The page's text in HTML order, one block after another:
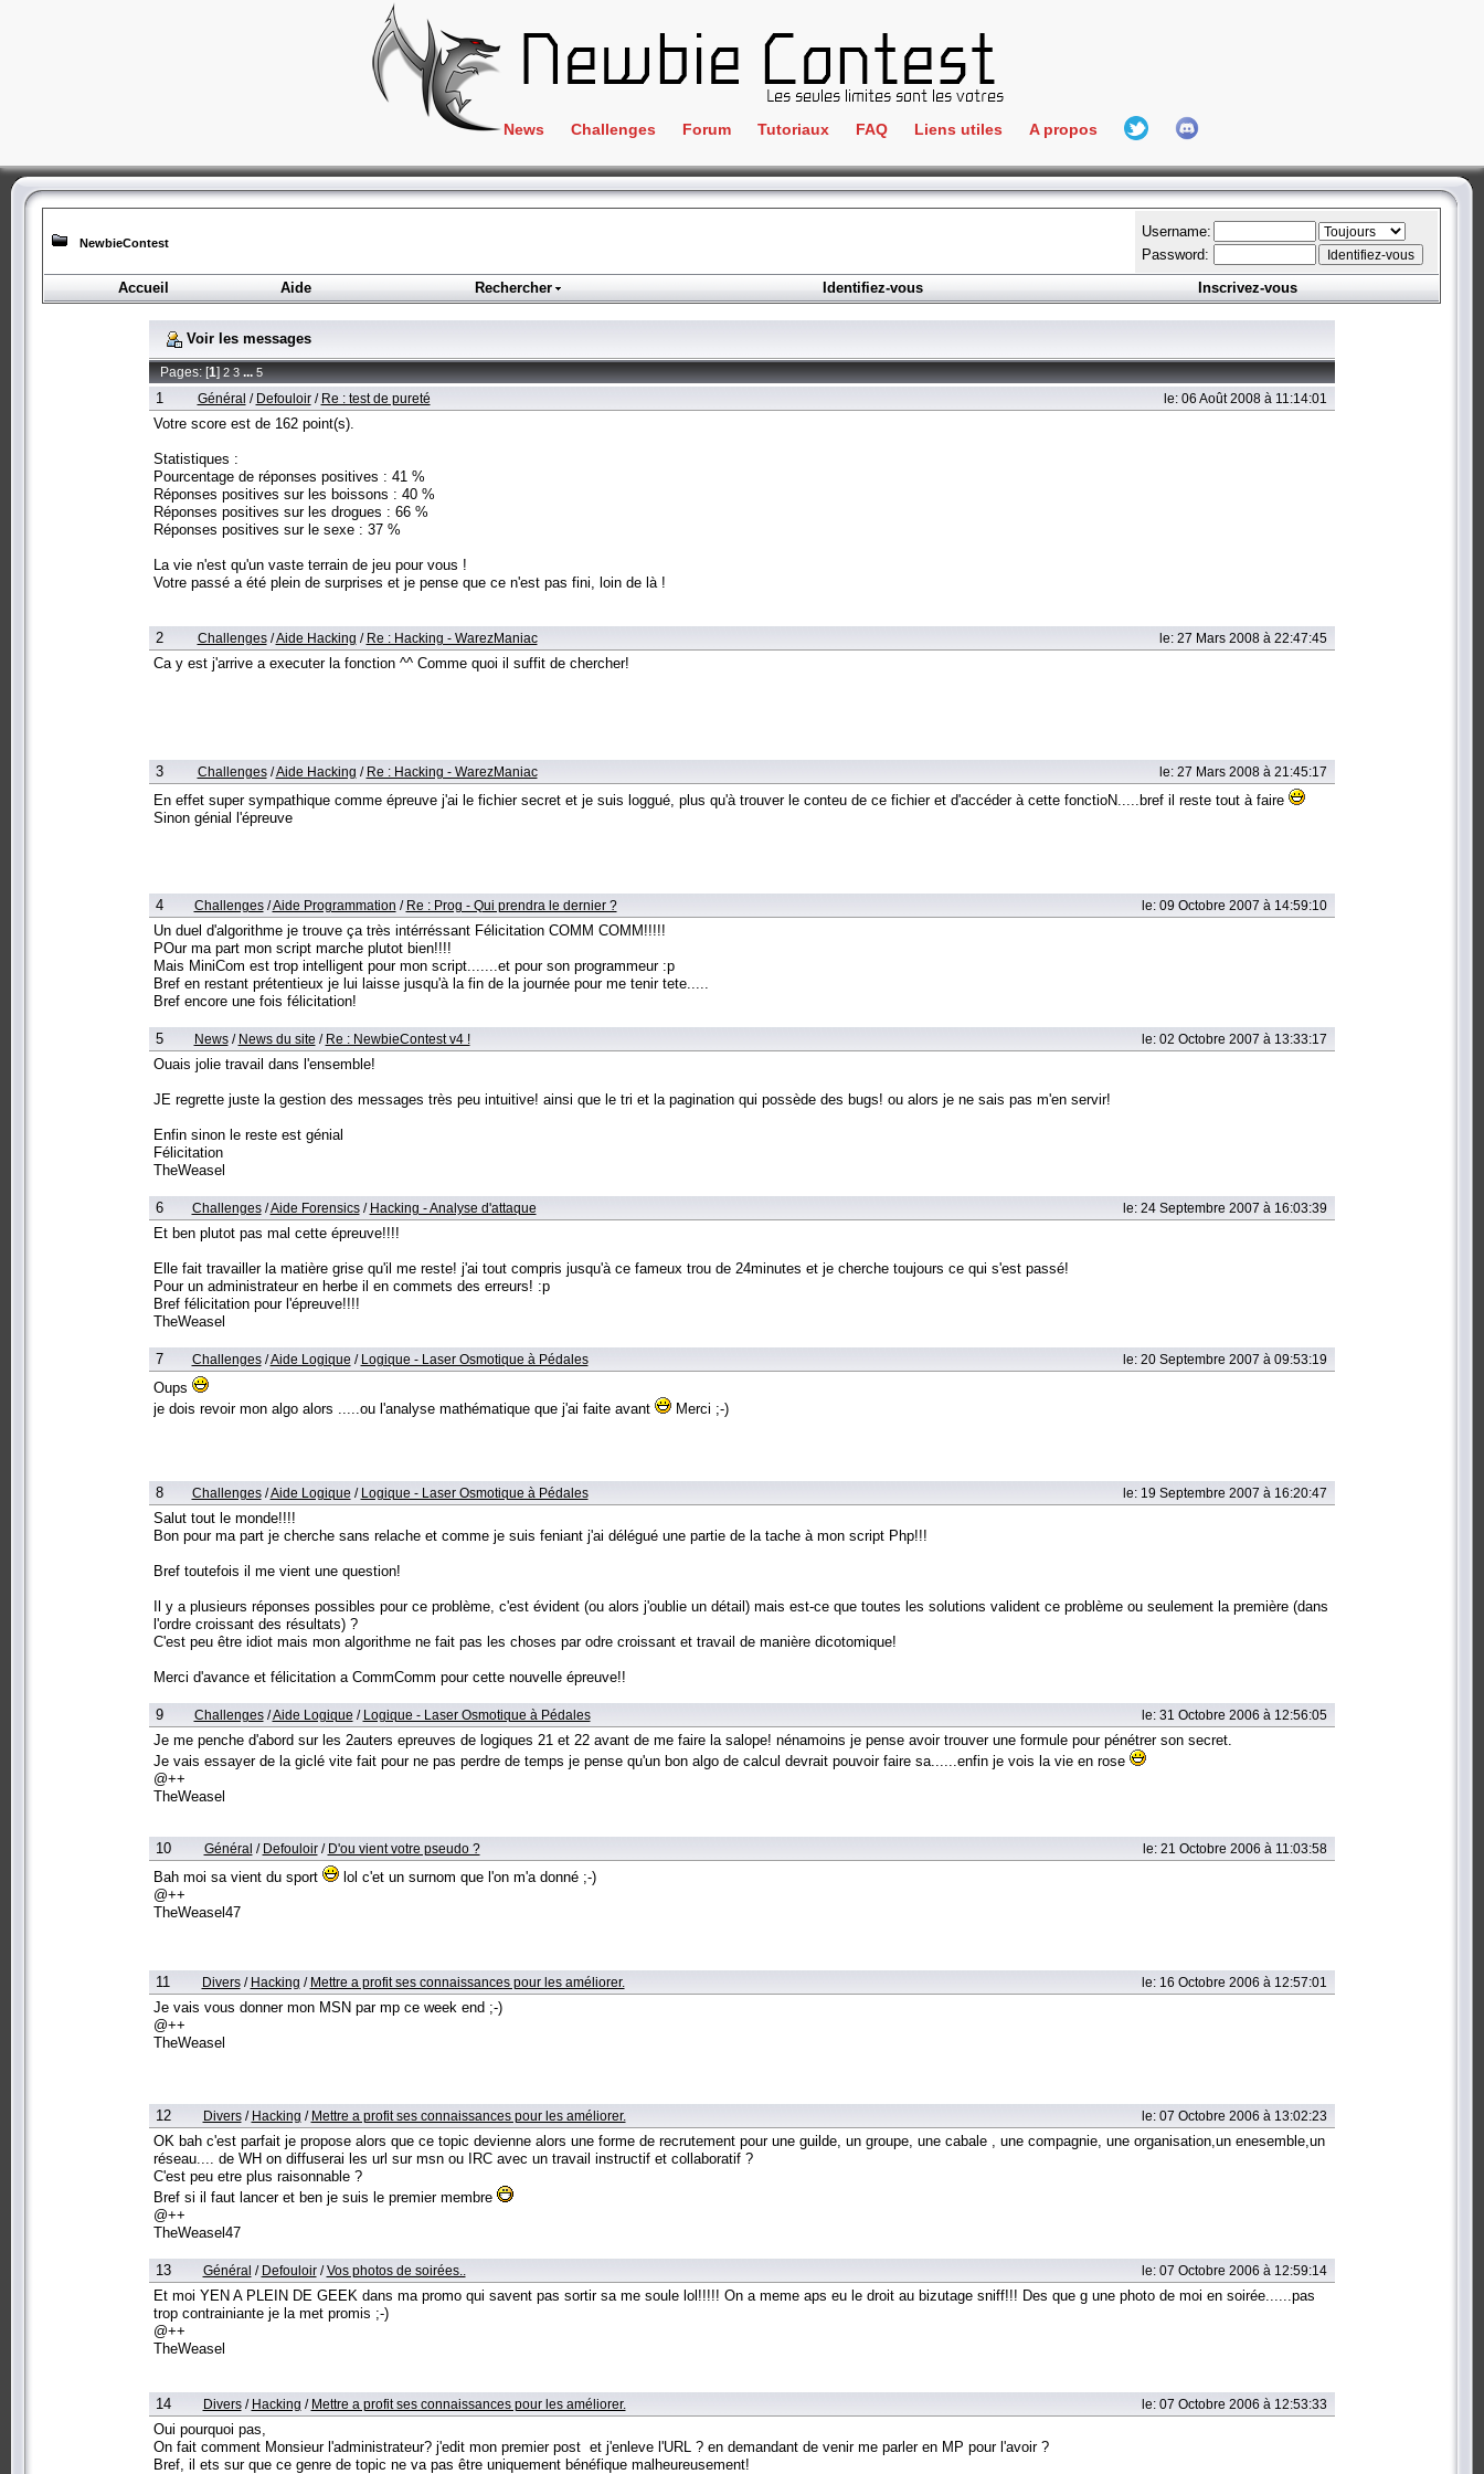
News Challenges
Crackme
ClientSide
Forensics
Programmation
Forum Tutoriaux FAQ Liens utiles
IRC
Newbie Connect
Partenaires
Goodies
L'incubateur
A propos
L'équipe
Hall Of Fame
NewbieContest
Username:
Password:
Accueil
Aide Rechercher Identifiez-vous Inscrivez-vous
Voir les messages
Pages: [1]2 3 ...5
1 Général / Defouloir/ Re : test de pureté le: 06 Août 2008 à 11:14:01
Votre score est de 162 point(s).
Statistiques :
Pourcentage de réponses positives : 41 %
Réponses positives sur les boissons : 40 %
Réponses positives sur les drogues : 66 %
Réponses positives sur le sexe : 37 %
La vie n'est qu'un vaste terrain de jeu pour vous !
Votre passé a été plein de surprises et je pense que ce n'est pas fini, loin de là !
2 Challenges/Aide Hacking / Re : Hacking - WarezManiac le: 27 Mars 2008 à 22:47:45
Ca y est j'arrive a executer la fonction ^^ Comme quoi il suffit de chercher!
3 Challenges/Aide Hacking / Re : Hacking - WarezManiac le: 27 Mars 2008 à 21:45:17
En effet super sympathique comme épreuve j'ai le fichier secret et je suis loggué, plus qu'à trouver le conteu de ce fichier et d'accéder à cette fonctioN.....bref il reste tout à faire
Sinon génial l'épreuve
4 Challenges/Aide Programmation / Re : Prog - Qui prendra le dernier ? le: 09 Octobre 2007 à 14:59:10
Un duel d'algorithme je trouve ça très intérréssant Félicitation COMM COMM!!!!!
POur ma part mon script marche plutot bien!!!!
Mais MiniCom est trop intelligent pour mon script.......et pour son programmeur :p
Bref en restant prétentieux je lui laisse jusqu'à la fin de la journée pour me tenir tete.....
Bref encore une fois félicitation!
5 News/ News du site/ Re : NewbieContest v4 ! le: 02 Octobre 2007 à 13:33:17
Ouais jolie travail dans l'ensemble!
JE regrette juste la gestion des messages très peu intuitive! ainsi que le tri et la pagination qui possède des bugs! ou alors je ne sais pas m'en servir!
Enfin sinon le reste est génial
Félicitation
TheWeasel
6 Challenges/Aide Forensics/ Hacking - Analyse d'attaque le: 24 Septembre 2007 à 16:03:39
Et ben plutot pas mal cette épreuve!!!!
Elle fait travailler la matière grise qu'il me reste! j'ai tout compris jusqu'à ce fameux trou de 24minutes et je cherche toujours ce qui s'est passé!
Pour un administrateur en herbe il en commets des erreurs! :p
Bref félicitation pour l'épreuve!!!!
TheWeasel
7 Challenges/Aide Logique/ Logique - Laser Osmotique à Pédales le: 20 Septembre 2007 à 09:53:19
Oups
je dois revoir mon algo alors .....ou l'analyse mathématique que j'ai faite avant
Merci ;-)
8 Challenges/Aide Logique/ Logique - Laser Osmotique à Pédales le: 19 Septembre 2007 à 16:20:47
Salut tout le monde!!!!
Bon pour ma part je cherche sans relache et comme je suis feniant j'ai délégué une partie de la tache à mon script Php!!!
Bref toutefois il me vient une question!
Il y a plusieurs réponses possibles pour ce problème, c'est évident (ou alors j'oublie un détail) mais est-ce que toutes les solutions valident ce problème ou seulement la première (dans
l'ordre croissant des résultats) ?
C'est peu être idiot mais mon algorithme ne fait pas les choses par odre croissant et travail de manière dicotomique!
Merci d'avance et félicitation a CommComm pour cette nouvelle épreuve!!
9 Challenges/Aide Logique/ Logique - Laser Osmotique à Pédales le: 31 Octobre 2006 à 12:56:05
Je me penche d'abord sur les 2auters epreuves de logiques 21 et 22 avant de me faire la salope! nénamoins je pense avoir trouver une formule pour pénétrer son secret.
Je vais essayer de la giclé vite fait pour ne pas perdre de temps je pense qu'un bon algo de calcul devrait pouvoir faire sa......enfin je vois la vie en rose
@++
TheWeasel
10 Général / Defouloir/ D'ou vient votre pseudo ? le: 21 Octobre 2006 à 11:03:58
Bah moi sa vient du sport
lol c'et un surnom que l'on m'a donné ;-)
@++
TheWeasel47
11 Divers/ Hacking / Mettre a profit ses connaissances pour les améliorer. le: 16 Octobre 2006 à 12:57:01
Je vais vous donner mon MSN par mp ce week end ;-)
@++
TheWeasel
12 Divers/ Hacking / Mettre a profit ses connaissances pour les améliorer. le: 07 Octobre 2006 à 13:02:23
OK bah c'est parfait je propose alors que ce topic devienne alors une forme de recrutement pour une guilde, un groupe, une cabale , une compagnie, une organisation,un enesemble,un
réseau.... de WH on diffuserai les url sur msn ou IRC avec un travail instructif et collaboratif ?
C'est peu etre plus raisonnable ?
Bref si il faut lancer et ben je suis le premier membre
@++
TheWeasel47
13 Général / Defouloir/Vos photos de soirées.. le: 07 Octobre 2006 à 12:59:14
Et moi YEN A PLEIN DE GEEK dans ma promo qui savent pas sortir sa me soule lol!!!!! On a meme aps eu le droit au bizutage sniff!!! Des que g une photo de moi en soirée......pas
trop contrainiante je la met promis ;-)
@++
TheWeasel
14 Divers/ Hacking / Mettre a profit ses connaissances pour les améliorer. le: 07 Octobre 2006 à 12:53:33
Oui pourquoi pas,
On fait comment Monsieur l'administrateur? j'edit mon premier post et j'enleve l'URL ? en demandant de venir me parler en MP pour l'avoir ?
Bref, il ets sur que ce genre de topic ne va pas être uniquement bénéfique malheureusement!